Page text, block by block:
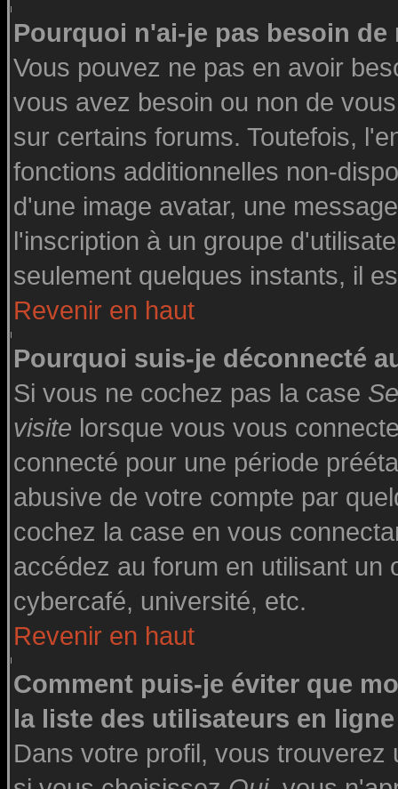
Pourquoi n'ai-je pas besoin
Vous pouvez ne pas en avoir
vous avez besoin ou non de
sur certains forums. Toutefois,
fonctions additionnelles non-
d'une image avatar, une
l'inscription à un groupe
seulement quelques instants, il
Revenir en haut
Pourquoi suis-je déconnecté
Si vous ne cochez pas la case
visite lorsque vous vous
connecté pour une période
abusive de votre compte par
cochez la case en vous
accédez au forum en utilisant un
cybercafé, université, etc.
Revenir en haut
Comment puis-je éviter que
la liste des utilisateurs en
Dans votre profil, vous trouverez